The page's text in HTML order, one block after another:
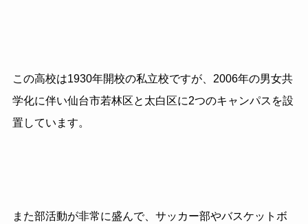
この高校は1930年開校の私立校ですが、2006年の男女共
学化に伴い仙台市若林区と太白区に2つのキャンパスを設
置しています。
また部活動が非常に盛んで、サッカー部やバスケットボ